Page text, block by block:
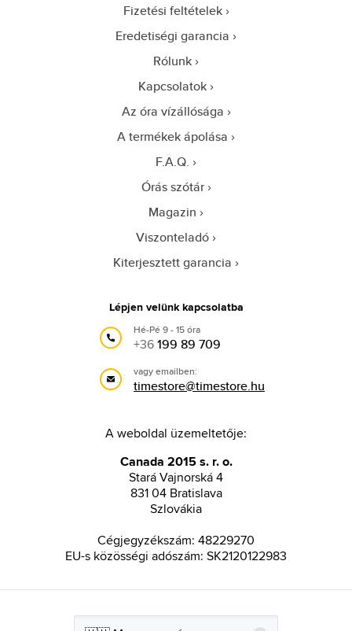
Fizetési feltételek
Eredetiségi garancia
Rólunk
Kapcsolatok
Az óra vízállósága
A termékek ápolása
F.A.Q.
Órás szótár
Magazin
Viszonteladó
Kiterjesztett garancia
Lépjen velünk kapcsolatba
Hé-Pé 9 - 15 óra
+36199 89 709
vagy emailben:
timestore@timestore.hu
A weboldal üzemeltetője:
Canada 2015 s. r. o.
Stará Vajnorská 4
831 04 Bratislava
Szlovákia
Cégjegyzékszám: 48229270
EU-s közösségi adószám: SK2120122983